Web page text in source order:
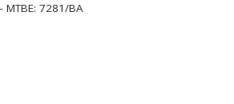
MTBE: 7281/BA